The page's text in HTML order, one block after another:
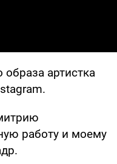
артистка
работу и моему